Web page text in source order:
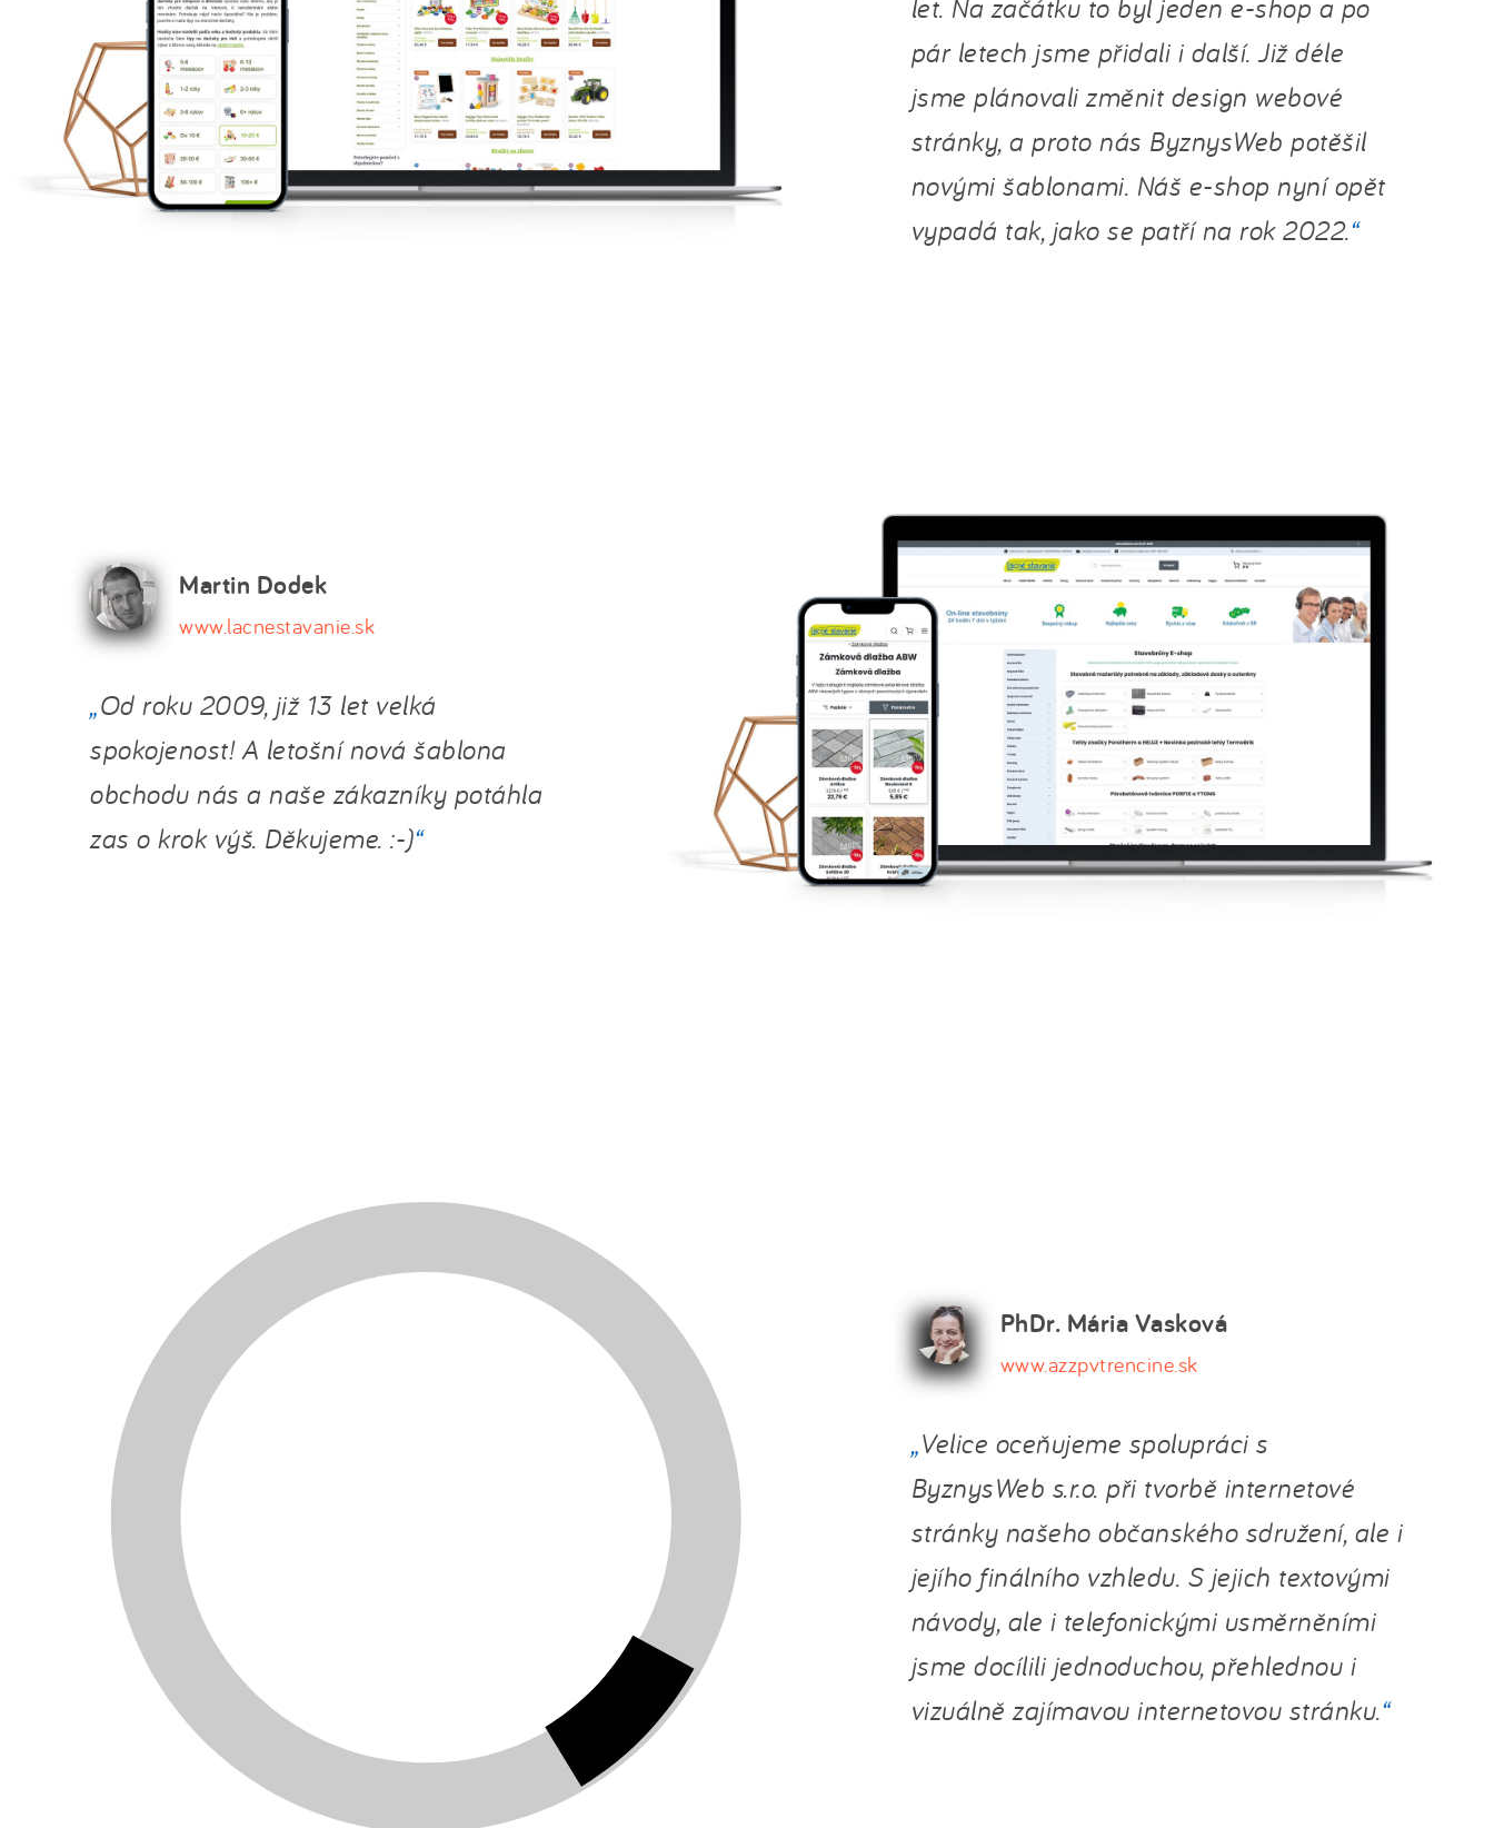
let. Na začátku to byl jeden e-shop a po
pár letech jsme přidali i další. Již déle
jsme plánovali změnit design webové
stránky, a proto nás ByznysWeb potěšil
novými šablonami. Náš e-shop nyní opět
vypadá tak, jako se patří na rok 2022.
Martin Dodek
www.lacnestavanie.sk
Od roku 2009, již 13 let velká
spokojenost! A letošní nová šablona
obchodu nás a naše zákazníky potáhla
zas o krok výš. Děkujeme. :-)
Velice oceňujeme spolupráci s
ByznysWeb s.r.o. při tvorbě internetové
jejího finálního vzhledu. S jejich textovými
návody, ale i telefonickými usměrněními
jsme docílili jednoduchou, přehlednou i
vizuálně zajímavou internetovou stránku.
Ukázky využití eshop šablony zdarma od ByznysWebu